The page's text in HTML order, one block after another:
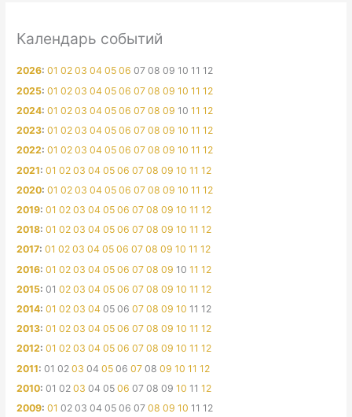
Календарь событий
2026:01 02 03 04 05 06 07 08 09 10 11 12
2025:01 02 03 04 05 06 07 08 09 10 11 12
2024:01 02 03 04 05 06 07 08 09 10 11 12
2023:01 02 03 04 05 06 07 08 09 10 11 12
2022:01 02 03 04 05 06 07 08 09 10 11 12
2021:01 02 03 04 05 06 07 08 09 10 11 12
2020:01 02 03 04 05 06 07 08 09 10 11 12
2019:01 02 03 04 05 06 07 08 09 10 11 12
2018:01 02 03 04 05 06 07 08 09 10 11 12
2017:01 02 03 04 05 06 07 08 09 10 11 12
2016:01 02 03 04 05 06 07 08 09 10 11 12
2015:01 02 03 04 05 06 07 08 09 10 11 12
2014:01 02 03 04 05 06 07 08 09 10 11 12
2013:01 02 03 04 05 06 07 08 09 10 11 12
2012:01 02 03 04 05 06 07 08 09 10 11 12
2011:01 02 03 04 05 06 07 08 09 10 11 12
2010:01 02 03 04 05 06 07 08 09 10 11 12
2009:01 02 03 04 05 06 07 08 09 10 11 12